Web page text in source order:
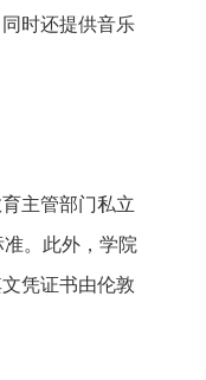
时还提供音乐
主管部门私立
。此外，学院
凭证书由伦敦